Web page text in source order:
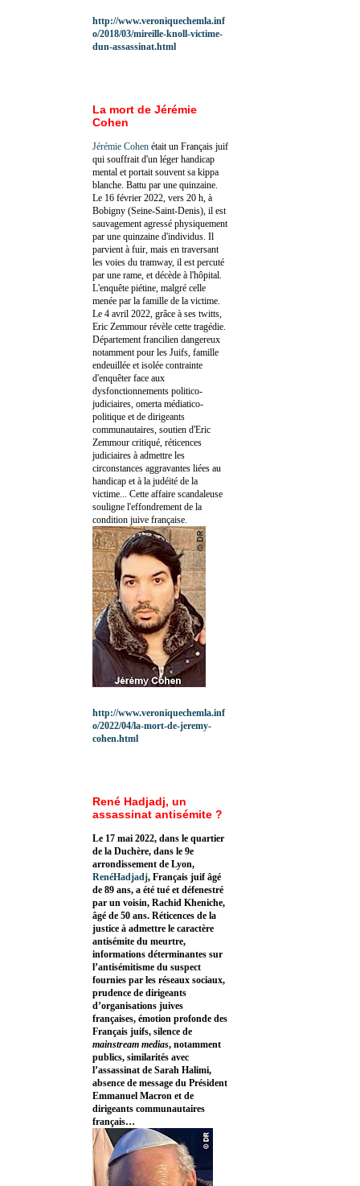
http://www.veroniquechemla.inf
o/2018/03/mireille-knoll-victime-
dun-assassinat.html
La mort de Jérémie
Cohen
Jérémie Cohen était un Français juif
qui souffrait d'un léger handicap
mental et portait souvent sa kippa
blanche. Battu par une quinzaine.
Le 16 février 2022, vers 20 h, à
Bobigny (Seine-Saint-Denis), il est
sauvagement agressé physiquement
par une quinzaine d'individus. Il
parvient à fuir, mais en traversant
les voies du tramway, il est percuté
par une rame, et décède à l'hôpital.
L'enquête piétine, malgré celle
menée par la famille de la victime.
Le 4 avril 2022, grâce à ses twitts,
Eric Zemmour révèle cette tragédie.
Département francilien dangereux
notamment pour les Juifs, famille
endeuillée et isolée contrainte
d'enquêter face aux
dysfonctionnements politico-
judiciaires, omerta médiatico-
politique et de dirigeants
communautaires, soutien d'Eric
Zemmour critiqué, réticences
judiciaires à admettre les
circonstances aggravantes liées au
handicap et à la judéité de la
victime... Cette affaire scandaleuse
souligne l'effondrement de la
condition juive française.
http://www.veroniquechemla.inf
o/2022/04/la-mort-de-jeremy-
cohen.html
René Hadjadj, un
assassinat antisémite ?
Le 17 mai 2022, dans le quartier
de la Duchère, dans le 9e
arrondissement de Lyon,
RenéHadjadj, Français juif âgé
de 89 ans, a été tué et défenestré
par un voisin, Rachid Kheniche,
âgé de 50 ans. Réticences de la
justice à admettre le caractère
antisémite du meurtre,
informations déterminantes sur
l’antisémitisme du suspect
fournies par les réseaux sociaux,
prudence de dirigeants
d’organisations juives
françaises, émotion profonde des
Français juifs, silence de
mainstream medias, notamment
publics, similarités avec
l’assassinat de Sarah Halimi,
absence de message du Président
Emmanuel Macron et de
dirigeants communautaires
français…